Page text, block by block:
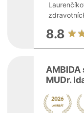
8.8
AMBIDA
MUDr.